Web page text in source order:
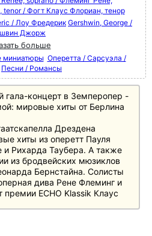
tenor / Фогт Клаус Флориан, тенор
/ Лоу Фредерик Gershwin, George /
Джорж
больше
миниатюры Оперетта / Сарсуэла /
Песни / Романсы
гала-концерт в Земперопер -
мировые хиты от Берлина
Дрездена
хиты из оперетт Пауля
Рихарда Таубера. А также
из бродвейских мюзиклов
Бернстайна. Солисты
дива Рене Флеминг и
премии ECHO Klassik Клаус
Hawaii", "The Lorelei",